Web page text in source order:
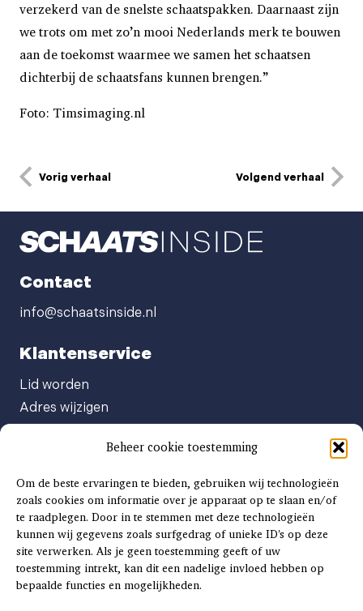
Beheer cookie toestemming
Om de beste ervaringen te bieden, gebruiken wij technologieën
zoals cookies om informatie over je apparaat op te slaan en/of
te raadplegen. Door in te stemmen met deze technologieën
kunnen wij gegevens zoals surfgedrag of unieke ID's op deze
site verwerken. Als je geen toestemming geeft of uw
toestemming intrekt, kan dit een nadelige invloed hebben op
bepaalde functies en mogelijkheden.
verzekerd van de snelste schaatspakken. Daarnaast zijn
we trots om met zo’n mooi Nederlands merk te bouwen
aan de toekomst waarmee we samen het schaatsen
dichterbij de schaatsfans kunnen brengen.”
Foto: Timsimaging.nl
Vorig verhaal Volgend verhaal
Contact
info@schaatsinside.nl
Klantenservice
Lid worden
Adres wijzigen
Abonnement opzeggen
Afgeven automatische incasso
Factuur betalen
Klachtenformulier
Overige vragen
Adverteren